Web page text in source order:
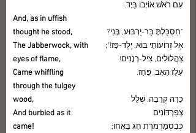
עִם רֹאשׁ אוֹיְבוֹ בַּיָּד.
"חִסְכַּלְתָּ בַּר-יַרְבּוּע, בְּנִי?
אֶל זְרוֹעוֹתַי בּוֹא, יֶלֶד-פָּז!";
צַהֲלוּלִים, צִיל-רְנָנִים!
עָלַז הָאָב, פָּחַז.
כֵּרָה קְרֵבָה. שְׁלַל
צְפַרְדּוֹנִים
כְּבִסְמַרְמֹרֶת חָג בָּאָחוּ:
And, as in uffish
thought he stood,
The Jabberwock, with
eyes of flame,
Came whiffling
through the tulgey
wood,
And burbled as it
came!